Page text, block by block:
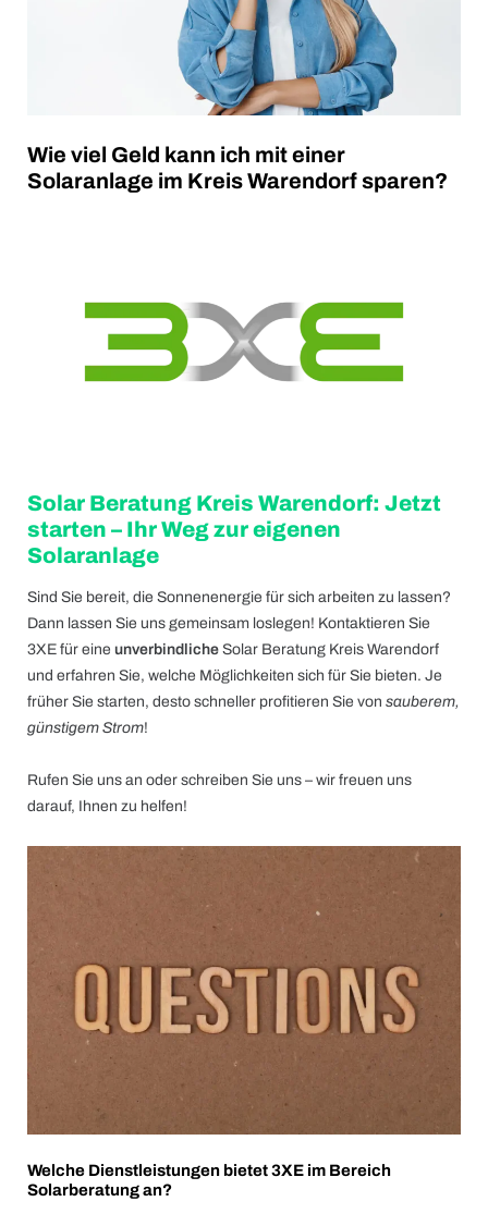
Wie viel Geld kann ich mit einer
Solaranlage im Kreis Warendorf sparen?
Solar Beratung Kreis Warendorf: Jetzt
starten – Ihr Weg zur eigenen
Solaranlage
Sind Sie bereit, die Sonnenenergie für sich arbeiten zu lassen?
Dann lassen Sie uns gemeinsam loslegen! Kontaktieren Sie
3XE für eine unverbindliche Solar Beratung Kreis Warendorf
und erfahren Sie, welche Möglichkeiten sich für Sie bieten. Je
früher Sie starten, desto schneller profitieren Sie von sauberem,
günstigem Strom!
Rufen Sie uns an oder schreiben Sie uns – wir freuen uns
darauf, Ihnen zu helfen!
Welche Dienstleistungen bietet 3XE im Bereich
Solarberatung an?